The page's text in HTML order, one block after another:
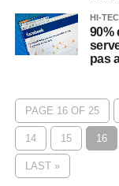
HI-
90%
pas
PAGE 16 OF 25
14 15 16
LAST »